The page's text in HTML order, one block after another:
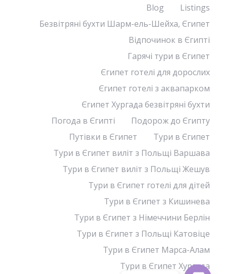
Blog
Listings
Безвітряні бухти Шарм-ель-Шейха, Єгипет
Відпочинок в Єгипті
Гарячі тури в Єгипет
Єгипет готелі для дорослих
Єгипет готелі з аквапарком
Єгипет Хургада безвітряні бухти
Погода в Єгипті
Подорож до Єгипту
Путівки в Єгипет
Тури в Єгипет
Тури в Єгипет виліт з Польщі Варшава
Тури в Єгипет виліт з Польщі Жешув
Тури в Єгипет готелі для дітей
Тури в Єгипет з Кишинева
Тури в Єгипет з Німеччини Берлін
Тури в Єгипет з Польщі Катовіце
Тури в Єгипет Марса-Алам
Тури в Єгипет Хургада